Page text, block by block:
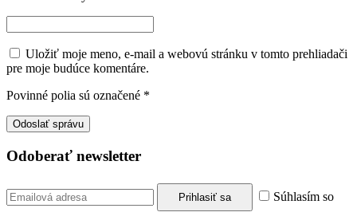
Uložiť moje meno, e-mail a webovú stránku v tomto prehliadači
pre moje budúce komentáre.
Povinné polia sú označené *
Odoberať newsletter
Súhlasím so